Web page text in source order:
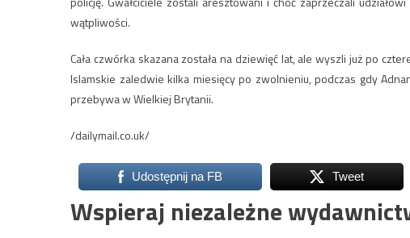
wątpliwości.
Cała czwórka skazana została na dziewięć lat, ale wyszli już po
Islamskie zaledwie kilka miesięcy po zwolnieniu, podczas gdy
przebywa w Wielkiej Brytanii.
/dailymail.co.uk/
Udostępnij na FB Tweet
Wspieraj niezależne